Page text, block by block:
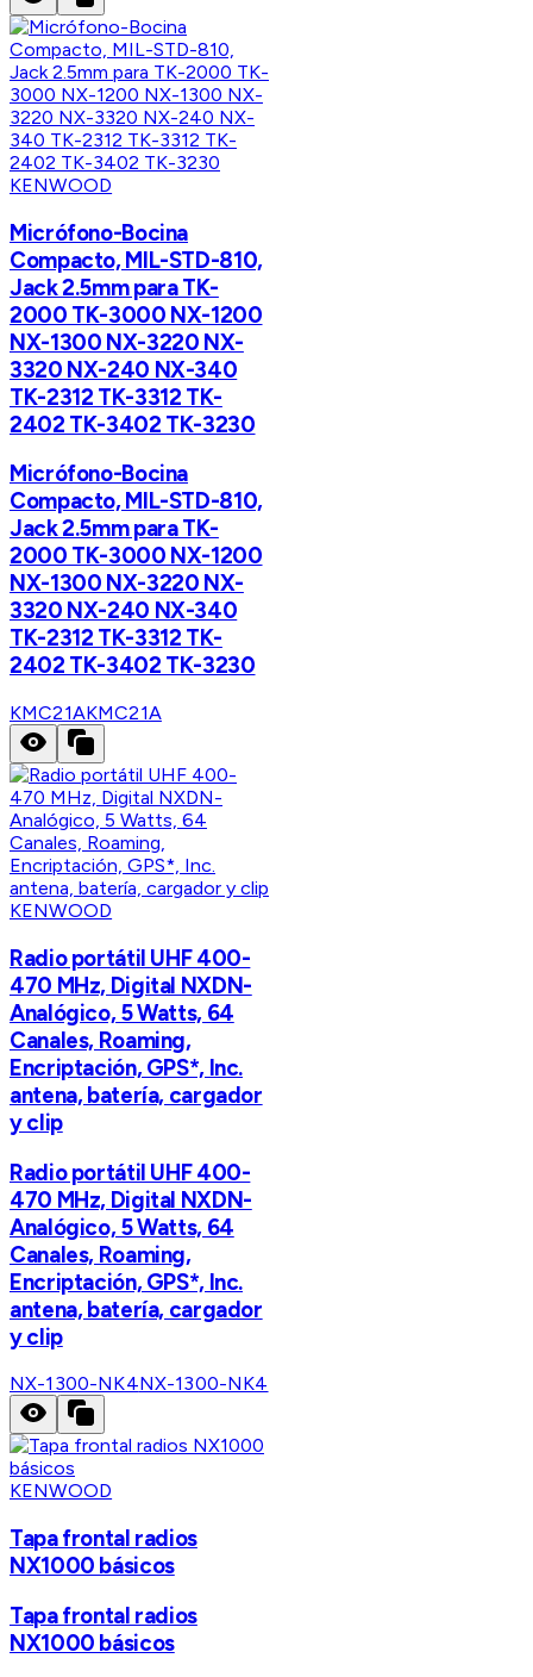
KENWOOD
Micrófono-Bocina
Compacto, MIL-STD-810,
Jack 2.5mm para TK-
2000 TK-3000 NX-1200
NX-1300 NX-3220 NX-
3320 NX-240 NX-340
TK-2312 TK-3312 TK-
2402 TK-3402 TK-3230
Micrófono-Bocina
Compacto, MIL-STD-810,
Jack 2.5mm para TK-
2000 TK-3000 NX-1200
NX-1300 NX-3220 NX-
3320 NX-240 NX-340
TK-2312 TK-3312 TK-
2402 TK-3402 TK-3230
KMC21AKMC21A
KENWOOD
Radio portátil UHF 400-
470 MHz, Digital NXDN-
Analógico, 5 Watts, 64
Canales, Roaming,
Encriptación, GPS*, Inc.
antena, batería, cargador
y clip
Radio portátil UHF 400-
470 MHz, Digital NXDN-
Analógico, 5 Watts, 64
Canales, Roaming,
Encriptación, GPS*, Inc.
antena, batería, cargador
y clip
NX-1300-NK4NX-1300-NK4
KENWOOD
Tapa frontal radios
NX1000 básicos
Tapa frontal radios
NX1000 básicos